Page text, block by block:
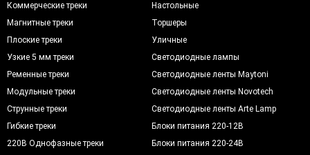
Коммерческие треки
Магнитные треки
Плоские треки
Узкие 5 мм треки
Ременные треки
Модульные треки
Струнные треки
Гибкие треки
220В Однофазные треки
Настольные
Торшеры
Уличные
Светодиодные лампы
Светодиодные ленты Maytoni
Светодиодные ленты Novotech
Светодиодные ленты Arte Lamp
Блоки питания 220-12В
Блоки питания 220-24В